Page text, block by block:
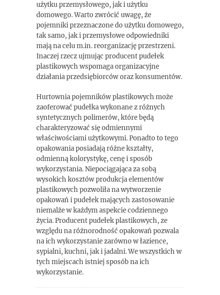
użytku przemysłowego, jak i użytku
domowego. Warto zwrócić uwagę, że
pojemniki przeznaczone do użytku domowego,
tak samo, jak i przemysłowe odpowiedniki
mają na celu m.in. reorganizację przestrzeni.
Inaczej rzecz ujmując producent pudełek
plastikowych wspomaga organizacyjne
działania przedsiębiorców oraz konsumentów.
Hurtownia pojemników plastikowych może
zaoferować pudełka wykonane z różnych
syntetycznych polimerów, które będą
charakteryzować się odmiennymi
właściwościami użytkowymi. Ponadto to tego
opakowania posiadają różne kształty,
odmienną kolorystykę, cenę i sposób
wykorzystania. Niepociągająca za sobą
wysokich kosztów produkcja elementów
plastikowych pozwoliła na wytworzenie
opakowań i pudełek mających zastosowanie
niemalże w każdym aspekcie codziennego
życia. Producent pudełek plastikowych, ze
względu na różnorodność opakowań pozwala
na ich wykorzystanie zarówno w łazience,
sypialni, kuchni, jak i jadalni. We wszystkich w
tych miejscach istniej sposób na ich
wykorzystanie.